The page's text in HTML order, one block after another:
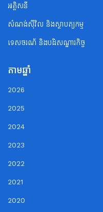
អគ្គិសនី
សំណង់ស៊ីវិល និងស្ថាបត្យកម្ម
ទេសចរណ័ និងបដិសណ្ឋារកិច្ច
តាមឆ្នាំ
2026
2025
2024
2023
2022
2021
2020